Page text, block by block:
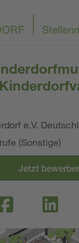
e.V.
(Sonstige)
Jetzt